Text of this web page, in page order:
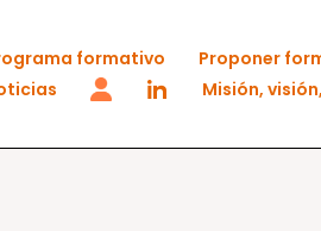
formativo Proponer
Misión,